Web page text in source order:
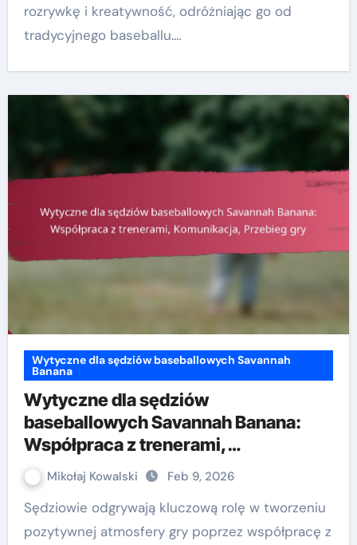
rozrywkę i kreatywność, odróżniając go od
tradycyjnego baseballu.…
Wytyczne dla sędziów baseballowych Savannah
Banana
Wytyczne dla sędziów
baseballowych Savannah Banana:
Współpraca z trenerami,
Komunikacja, Przebieg gry
Mikołaj Kowalski Feb 9, 2026
Sędziowie odgrywają kluczową rolę w tworzeniu
pozytywnej atmosfery gry poprzez współpracę z